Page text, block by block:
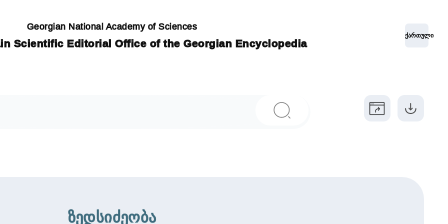
Georgian National Academy of Sciences
Scientific Editorial Office of the Georgian Encyclopedia
ქართული
ზედსიძეობა